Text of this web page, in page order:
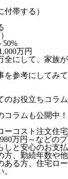
帯する）
50%
万円
全にして、家族が
を参考にしてみて
のお役立ちコラム
ラムも公開中！
ーコスト注文住宅
980万円～などのプ
しと安心のお支払
方、勤続年数や他
ある方、住宅ロー